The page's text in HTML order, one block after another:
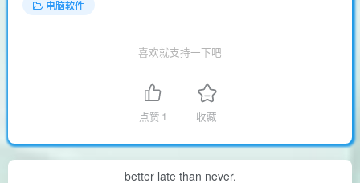
电脑软件
喜欢就支持一下吧
点赞 1 收藏
better late than never.